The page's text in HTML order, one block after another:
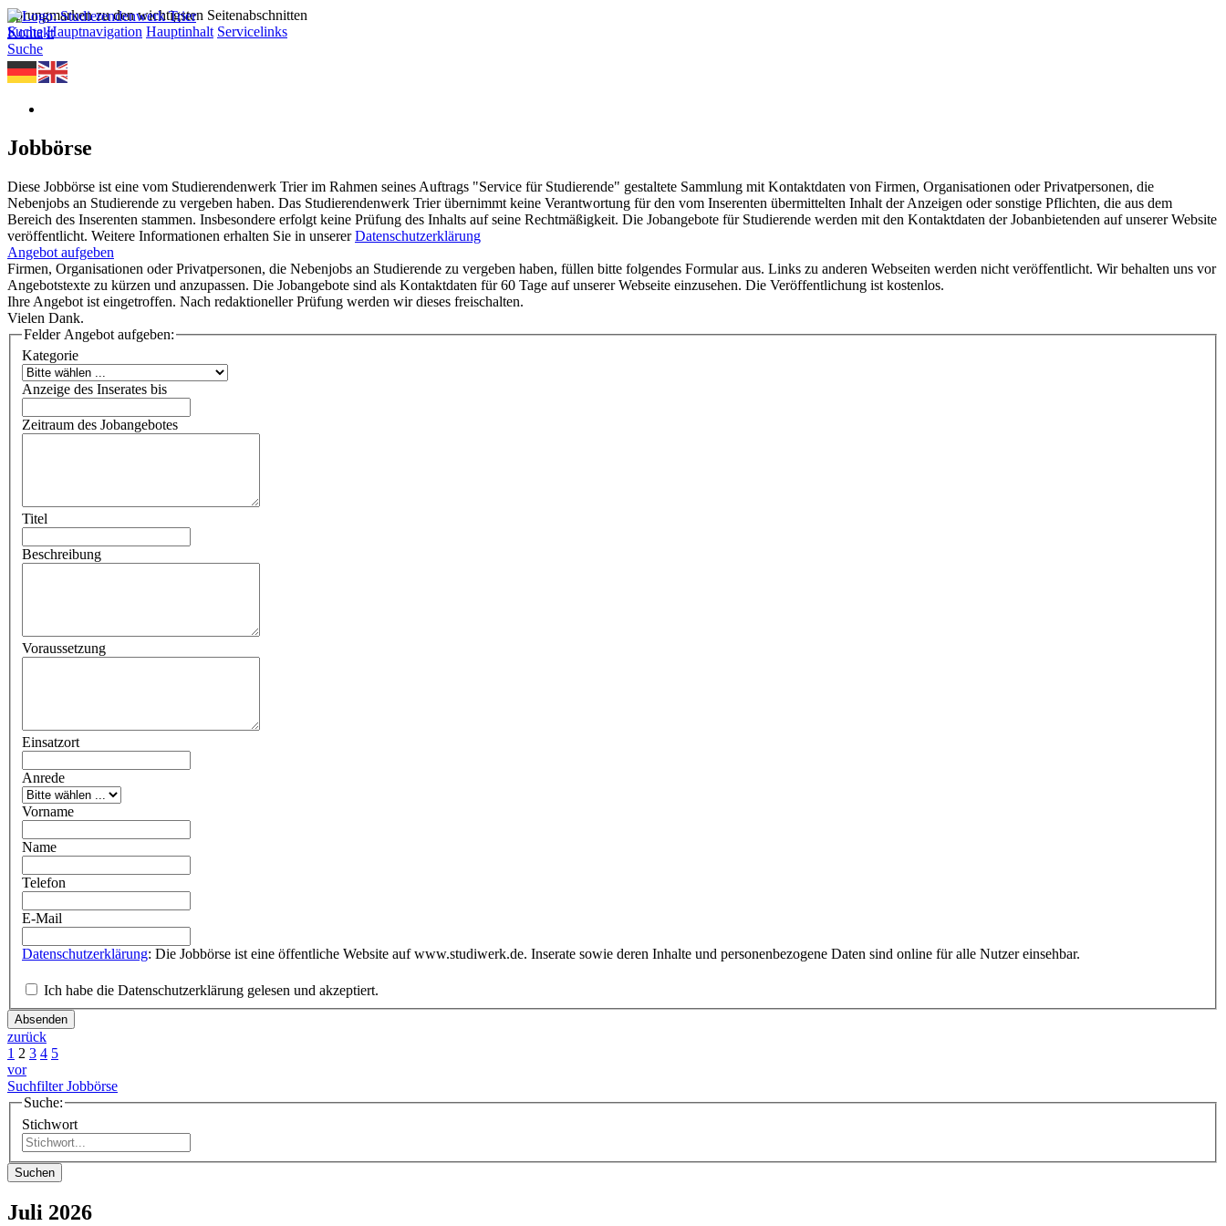
Sprungmarken zu den wichtigsten Seitenabschnitten
Suche Hauptnavigation Hauptinhalt Servicelinks
Kontakt
Suche
Jobbörse
Diese Jobbörse ist eine vom Studierendenwerk Trier im Rahmen seines Auftrags "Service für Studierende" gestaltete Sammlung mit Kontaktdaten von Firmen, Organisationen oder Privatpersonen, die
Nebenjobs an Studierende zu vergeben haben. Das Studierendenwerk Trier übernimmt keine Verantwortung für den vom Inserenten übermittelten Inhalt der Anzeigen oder sonstige Pflichten, die aus dem
Bereich des Inserenten stammen. Insbesondere erfolgt keine Prüfung des Inhalts auf seine Rechtmäßigkeit. Die Jobangebote für Studierende werden mit den Kontaktdaten der Jobanbietenden auf unserer Website
veröffentlicht. Weitere Informationen erhalten Sie in unsererDatenschutzerklärung
Angebot aufgeben
Firmen, Organisationen oder Privatpersonen, die Nebenjobs an Studierende zu vergeben haben, füllen bitte folgendes Formular aus. Links zu anderen Webseiten werden nicht veröffentlicht. Wir behalten uns vor
Angebotstexte zu kürzen und anzupassen. Die Jobangebote sind als Kontaktdaten für 60 Tage auf unserer Webseite einzusehen. Die Veröffentlichung ist kostenlos.
Ihre Angebot ist eingetroffen. Nach redaktioneller Prüfung werden wir dieses freischalten.
Vielen Dank.
Felder Angebot aufgeben:
Kategorie
Anzeige des Inserates bis
Zeitraum des Jobangebotes
Titel
Beschreibung
Voraussetzung
Einsatzort
Anrede
Vorname
Name
Telefon
E-Mail
Datenschutzerklärung : Die Jobbörse ist eine öffentliche Website auf www.studiwerk.de. Inserate sowie deren Inhalte und personenbezogene Daten sind online für alle Nutzer einsehbar.
Ich habe die Datenschutzerklärung gelesen und akzeptiert.
Absenden
zurück
1 2 3 4 5
vor
Suchfilter Jobbörse
Suche:
Stichwort
Suchen
Juli 2026